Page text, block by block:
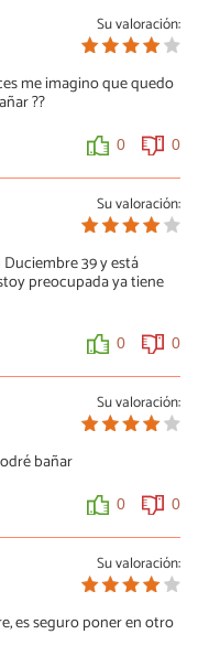
Su valoración:
me imagino que quedo
??
0 0
Su valoración:
39 y está
preocupada ya tiene
0 0
Su valoración:
bañar
0 0
Su valoración:
es seguro poner en otro